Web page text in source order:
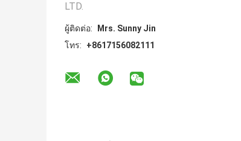
LTD.
ผู้ติดต่อ:
Mrs. Sunny Jin
โทร:
+8617156082111